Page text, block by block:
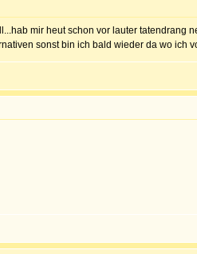
mir heut schon vor lauter
sonst bin ich bald wieder da wo ich